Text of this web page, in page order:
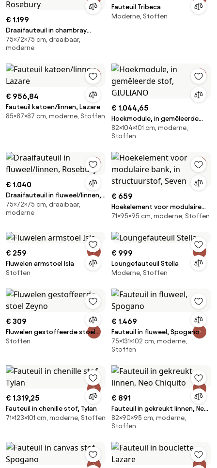
€ 1.199
Draaifauteuil in chambray
linnen, Rosebury
75×72×75 cm, draaibaar,
moderne
Fauteuil Tribeca
Moderne, Stoffen
€ 956,84
Fauteuil katoen/linnen, Lazare
85×87×87 cm, moderne, Stoffen
€ 1.044,65
Hoekmodule, in gemêleerde
stof, GIULIANO
82×104×101 cm, moderne,
Stoffen
€ 1.040
Draaifauteuil in fluweel/linnen,
Rosebury
75×72×75 cm, draaibaar,
moderne
€ 659
Hoekelement voor modulaire
bank, in structuurstof, Seven
71×95×95 cm, moderne, Stoffen
€ 259
Fluwelen armstoel Isla
Stoffen
€ 999
Loungefauteuil Stella
Moderne, Stoffen
€ 309
Fluwelen gestoffeerde stoel
Zeyno
Stoffen
€ 1.469
Fauteuil in fluweel, Spogano
75×131×102 cm, moderne,
Stoffen
€ 1.319,25
Fauteuil in chenille stof, Tylan
71×123×101 cm, moderne, Stoffen
€ 891
Fauteuil in gekreukt linnen, Neo
Chiquito
82×90×95 cm, moderne,
Stoffen